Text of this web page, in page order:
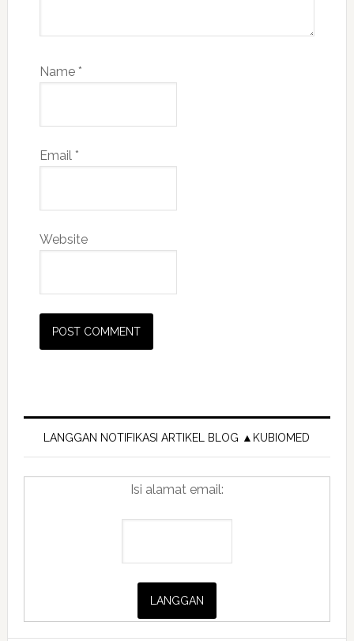
Name *
Email *
Website
Primary
Sidebar
LANGGAN NOTIFIKASI ARTIKEL BLOG ▲KUBIOMED
Isi alamat email: